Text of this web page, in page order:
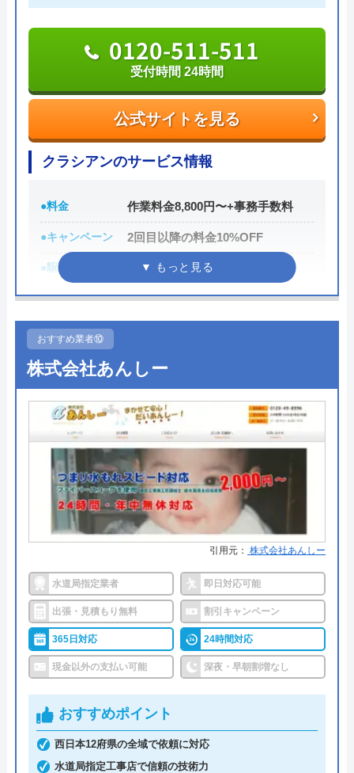
Googleクチコミを見る
受け付けているので、気軽に見積依頼をしてみては
いかがでしょうか。
公式サイトを見る
0120-776-044
街角水道工事相談所の基本情報
運営会社 トラベルブック株式会社
代表者 長田龍
創業・設立 2014年5月
所在地
ックスクエア九段南9F
対応エリア 全国
公式サイトを見る
0120-511-511
受付時間 24時間
クラシアンのサービス情報
●料金 作業料金8,800円〜+事務手数料
●キャンペーン 2回目以降の料金10%OFF
●駆けつけ時間 最短30分
●受付時間 24時間
●定休日
●出張見積もり
お見積り・出張費無料※ご成約に
至らない場合は出張費がかかる事
がございます
●支払い方法
現金、クレジットカード、コンビ
ニ決済、QRコード決済、ショッピ
ングローン、デビットカード決
済、銀行決済
●累計実績
依頼件数194万件以上（2023年累
計）
詳細は公式HPでご確認ください
クラシアンがおすすめの理由
クラシアンはTVCMを放送しており、その知名度の
高さは信頼できるポイントです。業界問わず多くの
企業も利用しており、そういった点でも間違いなく
悪質な業者ではありません。
おすすめ業者⑩
株式会社あんしー
引用元： 株式会社あんしー
水道局指定業者 即日対応可能
出張・見積もり無料 割引キャンペーン
365日対応 24時間対応
現金以外の支払い可能 深夜・早朝割増なし
おすすめポイント
西日本12府県の全域で依頼に対応
水道局指定工事店で信頼の技術力